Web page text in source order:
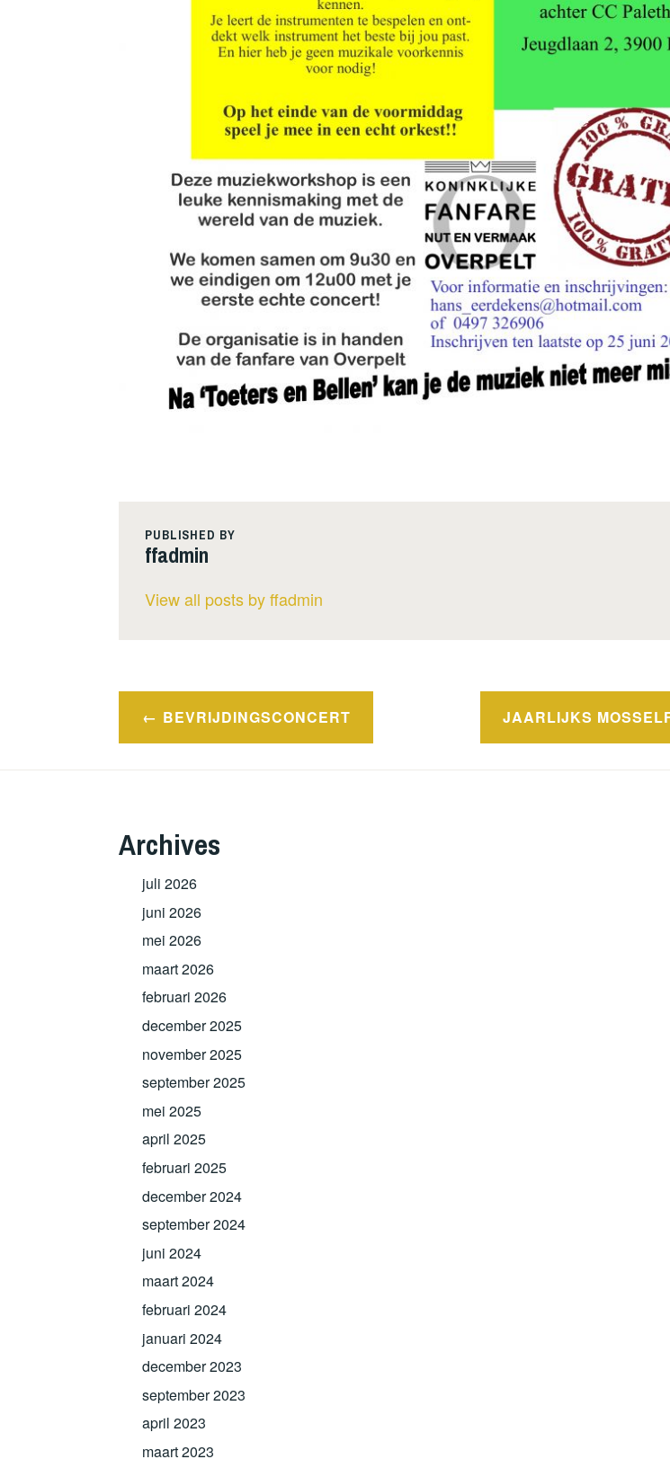
PUBLISHED BY
ffadmin
View all posts by ffadmin
Berichtnavigatie
BEVRIJDINGSCONCERT JAARLIJKS
Archives
juli 2026
juni 2026
mei 2026
maart 2026
februari 2026
december 2025
november 2025
september 2025
mei 2025
april 2025
februari 2025
december 2024
september 2024
juni 2024
maart 2024
februari 2024
januari 2024
december 2023
september 2023
april 2023
maart 2023